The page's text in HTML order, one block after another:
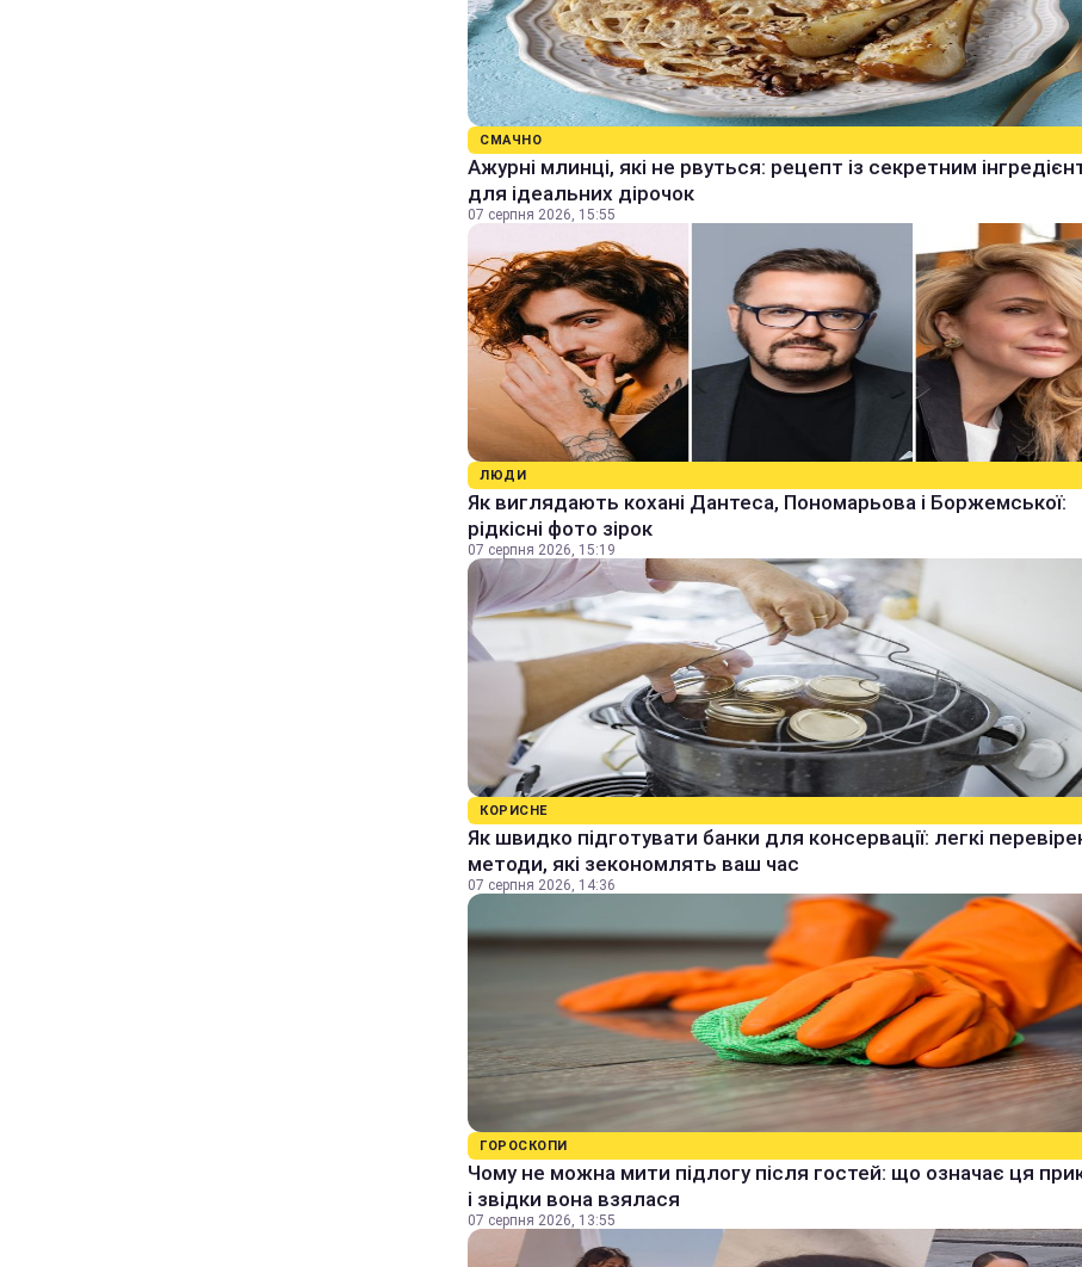
СМАЧНО
Ажурні млинці, які не рвуться: рецепт із секретним
для ідеальних дірочок
07 серпня 2026, 15:55
ЛЮДИ
Як виглядають кохані Дантеса, Пономарьова і Боржемської:
рідкісні фото зірок
07 серпня 2026, 15:19
КОРИСНЕ
Як швидко підготувати банки для консервації: легкі
методи, які зекономлять ваш час
07 серпня 2026, 14:36
ГОРОСКОПИ
Чому не можна мити підлогу після гостей: що означає ця
і звідки вона взялася
07 серпня 2026, 13:55